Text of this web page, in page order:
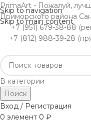
Skip to navigation
Skip to main content
PrimaArt - Пожалуй,
Приморского района
+7 (951) 679-38-88
+7 (812) 988-39-28
В категории
Поиск
Вход / Регистрация
0 элемент 0 ₽